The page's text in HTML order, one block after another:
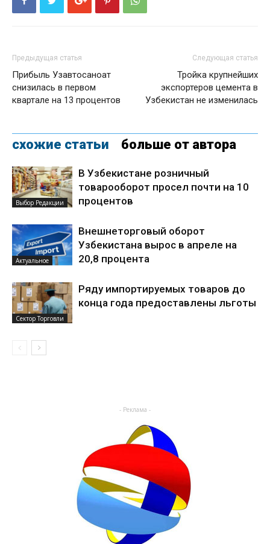
Предыдущая статья
Прибыль Узавтосаноат
снизилась в первом
квартале на 13 процентов
Следующая статья
Тройка крупнейших
экспортеров цемента в
Узбекистан не изменилась
схожие статьи больше от автора
Выбор Редакции
В Узбекистане розничный
товарооборот просел почти на 10
процентов
Актуальное
Внешнеторговый оборот
Узбекистана вырос в апреле на
20,8 процента
Сектор Торговли
Ряду импортируемых товаров до
конца года предоставлены льготы
- Реклама -